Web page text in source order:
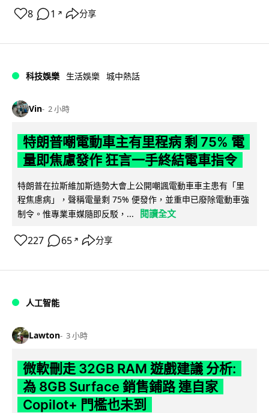
8 1 ↗ 分享
科技娛樂 生活娛樂 城中熱話
Vin 2 小時
特朗普嘲電動車主有里程病 剩 75% 電
量即焦慮發作 狂言一手終結電車指令
特朗普在拉斯維加斯造勢大會上公開嘲諷電動車車主患有「里
程焦慮病」，聲稱電量剩 75% 便發作，並重申已廢除電動車強
制令。惟專業車媒隨即反駁，...
閱讀全文
227 65 ↗ 分享
人工智能
Lawton 3 小時
微軟刪走 32GB RAM 遊戲建議 分析:
為 8GB Surface 銷售鋪路 連自家
Copilot+ 門檻也未到